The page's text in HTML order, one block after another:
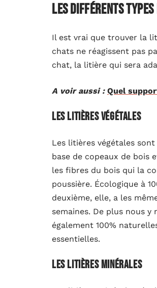
Les différents
Il est vrai que trouver la
chats ne réagissent pas
chat, la litière qui sera
A voir aussi : Quel
Les litières végétales
Les litières végétales
base de copeaux de bois
les fibres du bois qui la
poussière. Écologique à
deuxième, elle, a les
semaines. De plus nous
également 100%
essentielles.
Les litières minérales